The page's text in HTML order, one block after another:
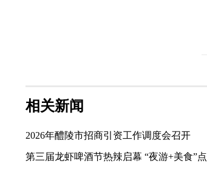
相关新闻
2026年醴陵市招商引资工作调度会召开
第三届龙虾啤酒节热辣启幕 “夜游+美食”